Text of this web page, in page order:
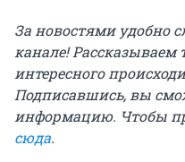
За новостями удобно
канале! Рассказываем
интересного
Подписавшись, вы
информацию. Чтобы
сюда.